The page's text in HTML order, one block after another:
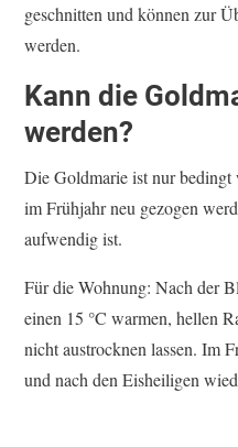
geschnitten und können zur
werden.
Kann die
werden?
Die Goldmarie ist nur bedingt
im Frühjahr neu gezogen
aufwendig ist.
Für die Wohnung: Nach der
einen 15 °C warmen, hellen
nicht austrocknen lassen. Im
und nach den Eisheiligen